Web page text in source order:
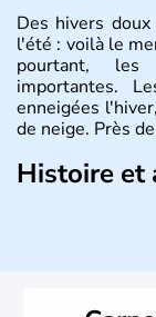
Des hivers
l'été : voilà le
pourtant, les
importantes.
enneigées
de neige. Près
Histoire et
L'Israël est un